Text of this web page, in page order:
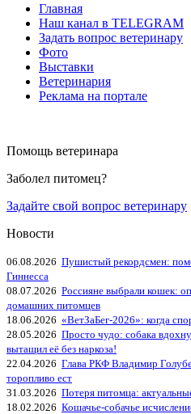
Главная
Наш канал в TELEGRAM
Задать вопрос ветеринару
Фото
Выставки
Ветеринария
Реклама на портале
Помощь ветеринара
Заболел питомец?
Задайте свой вопрос ветеринару
Новости
06.08.2026 Пушистый рекордсмен:
Гиннесса
08.07.2026 Россияне выбрали кошек:
домашних питомцев
18.06.2026 «ВетЗаБег‑2026»: когда
28.05.2026 Просто чудо: собака
вытащил её без наркоза!
22.04.2026 Глава РКФ Владимир
торопливо ест
31.03.2026 Потеря питомца:
18.02.2026 Кошачье-собачье